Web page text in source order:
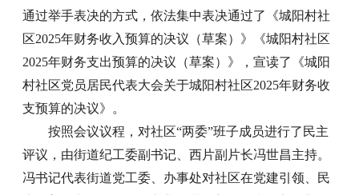
通过举手表决的方式，依法集中表决通过了《城阳村社
区2025年财务收入预算的决议（草案）》《城阳村社区
2025年财务支出预算的决议（草案）》，宣读了《城阳
村社区党员居民代表大会关于城阳村社区2025年财务收
支预算的决议》。
按照会议议程，对社区“两委”班子成员进行了民主
评议，由街道纪工委副书记、西片副片长冯世昌主持。
冯书记代表街道党工委、办事处对社区在党建引领、民